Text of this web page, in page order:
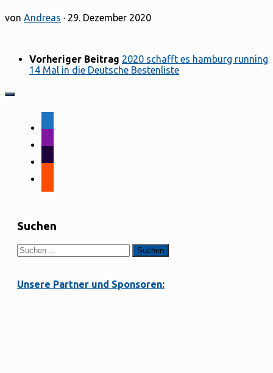
von Andreas · 29. Dezember 2020
Vorheriger Beitrag 2020 schafft es hamburg running
14 Mal in die Deutsche Bestenliste
Suchen
Suchen
nach:
Unsere Partner und Sponsoren: